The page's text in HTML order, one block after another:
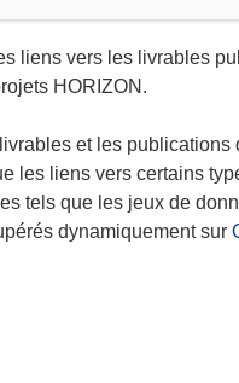
liens vers les livrables
HORIZON.
et les publications
les liens vers certains
tels que les jeux de
dynamiquement sur